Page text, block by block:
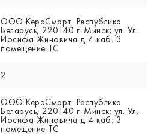
ООО КераСмарт. Республика
Беларусь, 220140 г. Минск; ул. Ул.
Иосифа Жиновича д 4 каб. 3
помещение ТС
2
ООО КераСмарт. Республика
Беларусь, 220140 г. Минск; ул. Ул.
Иосифа Жиновича д 4 каб. 3
помещение ТС